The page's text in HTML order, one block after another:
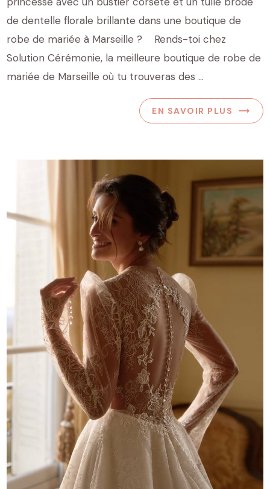
de dentelle florale brillante dans une boutique de
robe de mariée à Marseille ? Rends-toi chez
Solution Cérémonie, la meilleure boutique de robe de
mariée de Marseille où tu trouveras des ...
EN SAVOIR PLUS